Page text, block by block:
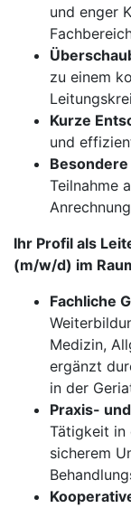
und enger
zu einem
Kurze
und
Teilnahme
Ihr Profil als
(m/w/d) im
Fachliche
Medizin,
ergänzt
in der
Praxis-
Tätigkeit in
sicherem